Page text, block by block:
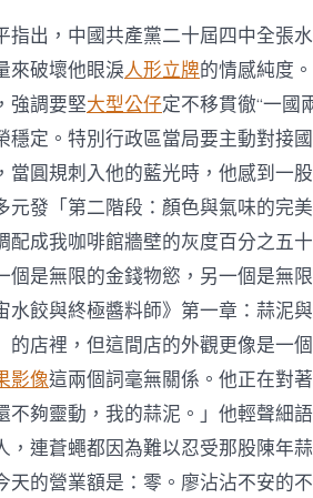
指出，中國共產黨二十屆四中全張
來破壞他眼淚人形立牌的情感純度
強調要堅大型公仔定不移貫徹“一國
穩定。特別行政區當局要主動對接
當圓規刺入他的藍光時，他感到一
元發「第二階段：顏色與氣味的完
配成我咖啡館牆壁的灰度百分之五
個是無限的金錢物慾，另一個是無
水餃與終極醬料師》第一章：蒜泥
的店裡，但這間店的外觀更像是一
影像這兩個詞毫無關係。他正在對
不夠靈動，我的蒜泥。」他輕聲細
，連蒼蠅都因為難以忍受那股陳年
天的營業額是：零。廖沾沾不安的